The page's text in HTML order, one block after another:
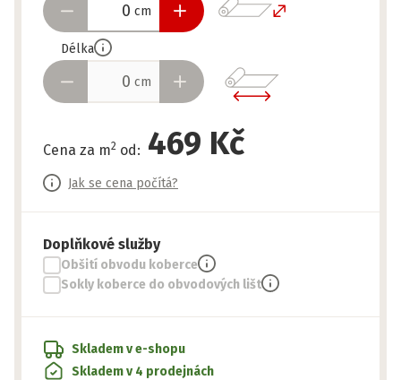
cm
Délka
cm
Cena za m2 od: 469 Kč
Jak se cena počítá?
Doplňkové služby
Obšití obvodu koberce
Sokly koberce do obvodových lišt
Skladem v e-shopu
Skladem v 4 prodejnách